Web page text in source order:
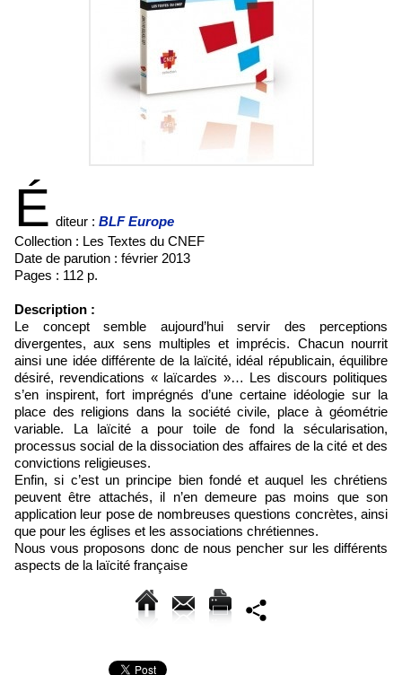
É diteur : BLF Europe
Collection : Les Textes du CNEF
Date de parution : février 2013
Pages : 112 p.
Description :
Le concept semble aujourd’hui servir des perceptions
divergentes, aux sens multiples et imprécis. Chacun nourrit
ainsi une idée différente de la laïcité, idéal républicain, équilibre
désiré, revendications « laïcardes »… Les discours politiques
s’en inspirent, fort imprégnés d’une certaine idéologie sur la
place des religions dans la société civile, place à géométrie
variable. La laïcité a pour toile de fond la sécularisation,
processus social de la dissociation des affaires de la cité et des
convictions religieuses.
Enfin, si c’est un principe bien fondé et auquel les chrétiens
peuvent être attachés, il n’en demeure pas moins que son
application leur pose de nombreuses questions concrètes, ainsi
que pour les églises et les associations chrétiennes.
Nous vous proposons donc de nous pencher sur les différents
aspects de la laïcité française